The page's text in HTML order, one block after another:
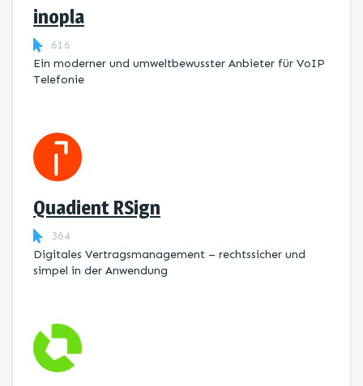
inopla
616
Ein moderner und umweltbewusster Anbieter für VoIP
Telefonie
Quadient RSign
364
Digitales Vertragsmanagement – rechtssicher und
simpel in der Anwendung